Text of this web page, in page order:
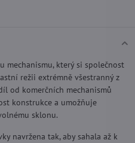
mechanismu, který si společnost
režii extrémně všestranný z
od komerčních mechanismů
konstrukce a umožňuje
sklonu.
navržena tak, aby sahala až k